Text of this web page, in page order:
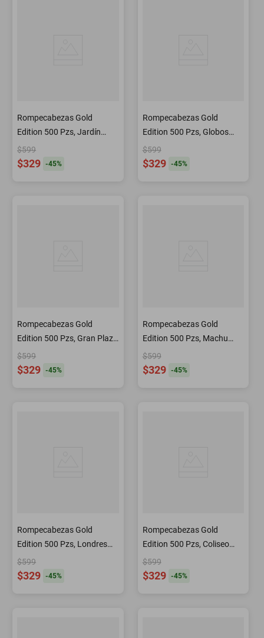
Rompecabezas Gold
Edition 500 Pzs, Jardín
Botánico de Montreal,
Canada
$599
$329 -45%
Rompecabezas Gold
Edition 500 Pzs, Globos
Aerostáticos A La Puesta
Del Sol
$599
$329 -45%
Rompecabezas Gold
Edition 500 Pzs, Gran Plaza
Brucelas
$599
$329 -45%
Rompecabezas Gold
Edition 500 Pzs, Machu
Picchu, Perú
$599
$329 -45%
Rompecabezas Gold
Edition 500 Pzs, Londres
Inglaterra
$599
$329 -45%
Rompecabezas Gold
Edition 500 Pzs, Coliseo
Romano
$599
$329 -45%